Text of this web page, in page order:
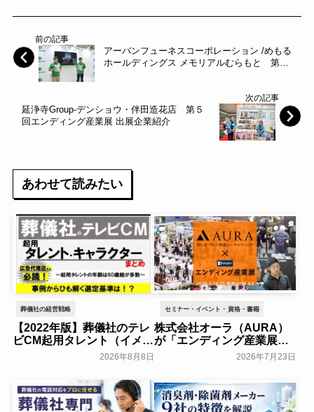
前の記事
アーバンフューネスコーポレーション /めもる
ホールディングス メモリアルむらもと 第５
次の記事
延浄寺Group-デンショウ・伴田造花店 第５
回エンディング産業展 出展企業紹介
あわせて読みたい
葬儀社の経営戦略
【2022年版】葬儀社のテレ
ビCM起用タレント（イメー
ジキャラクター）まとめ
2026年8月8日
セミナー・イベント・資格・書籍
株式会社オーラ（AURA）
が「エンディング産業展
2026」の冠スポンサーに決
2026年7月23日